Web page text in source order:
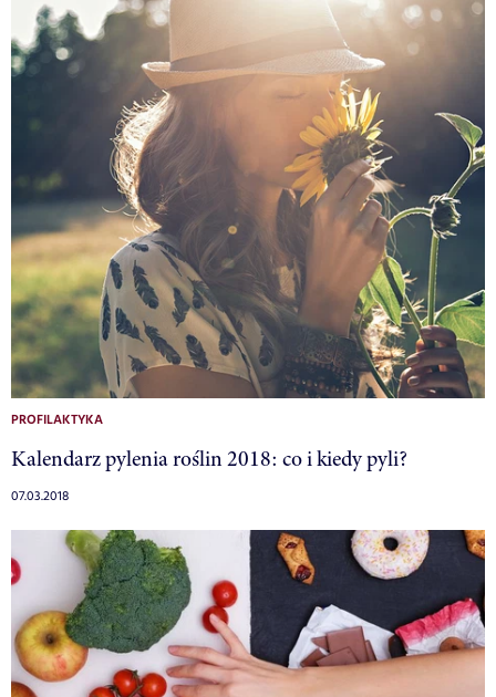
PROFILAKTYKA
Kalendarz pylenia roślin 2018: co i kiedy pyli?
07.03.2018